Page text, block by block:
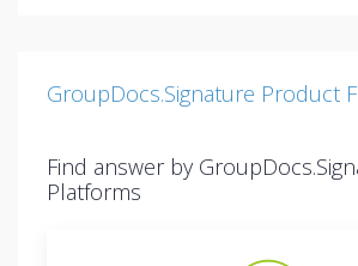
GroupDocs.Signature Product
Find answer by
Platforms